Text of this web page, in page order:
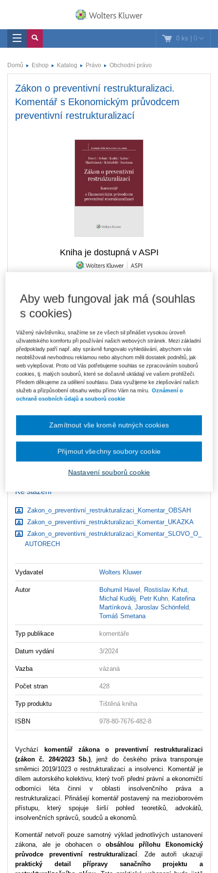
0 ks | 0
Domů Eshop Katalog Právo Obchodní právo
Zákon o preventivní restrukturalizaci.
Komentář s Ekonomickým průvodcem
preventivní restrukturalizací
Kniha je dostupná v ASPI
1 139 Kč
Tištěná kniha
Skladem- expedice do 2 pracovních dnů
969 Kč
E-kniha Smarteca
V prodeji - ihned k dispozici
Co je Smarteca?
1 624 Kč
Ušetříte 854 Kč
DMOC 2 478 Kč
Balíček - Tištěná kniha + E-kniha
Smarteca
Skladem- expedice do 2 pracovních dnů
Co je Smarteca?
Upozorňujeme, že v období od 1.8. do 21.8. z technických
důvodů nemůžeme vystavovat daňové doklady. Budou vám
zaslány dodatečně e-mailem.
ks Vložit do košíku
Ke stažení
Zakon_o_preventivní_restrukturalizaci_Komentar_OBSAH
Zakon_o_preventivni_restrukturalizaci_Komentar_UKAZKA
Zakon_o_preventivni_restrukturalizaci_Komentar_SLOVO_O_
AUTORECH
Vydavatel Wolters Kluwer
Autor Bohumil Havel Rostislav Krhut
Michal Kuděj
Petr Kuhn Kateřina
Martínková ,Jaroslav Schönfeld
Tomáš Smetana
Typ publikace komentáře
Datum vydání 3/2024
Vazba vázaná
Počet stran 428
Typ produktu Tištěná kniha
ISBN 978-80-7676-482-8
Vychází komentář
zákona o preventivní restrukturalizaci
(zákon č. 284/2023 Sb.), jenž do českého práva transponuje
směrnici 2019/1023 o restrukturalizaci a insolvenci. Komentář je
dílem autorského kolektivu, který tvoří přední právní a ekonomičtí
odborníci léta činní v oblasti insolvenčního práva a
restrukturalizací. Přinášejí komentář postavený na mezioborovém
přístupu, který spojuje širší pohled teoretiků, advokátů,
insolvenčních správců, soudců a ekonomů.
Komentář netvoří pouze samotný výklad jednotlivých ustanovení
zákona, ale je obohacen o obsáhlou přílohu Ekonomický
průvodce preventivní restrukturalizací. Zde autoři ukazují
praktický detail přípravy sanačního projektu a
Aby web fungoval jak má (souhlas
s cookies)
Vážený návštěvníku, snažíme se ze všech sil přinášet vysokou úroveň
uživatelského komfortu při používání našich webových stránek. Mezi základní
předpoklady patří např. aby správně fungovalo vyhledávání, abychom vás
neobtěžovali nevhodnou reklamou nebo abychom měli dostatek podnětů, jak
web vylepšovat. Proto od Vás potřebujeme souhlas se zpracováním souborů
cookies, tj. malých souborů, které se dočasně ukládají ve vašem prohlížeči.
Předem děkujeme za udělení souhlasu. Data využijeme ke zlepšování našich
služeb a přizpůsobení obsahu webu přímo Vám na míru. Oznámení o
ochraně osobních údajů a souborů cookie
Nastavení souborů cookie
Zamítnout vše kromě nutných cookies
Přijmout všechny soubory cookie